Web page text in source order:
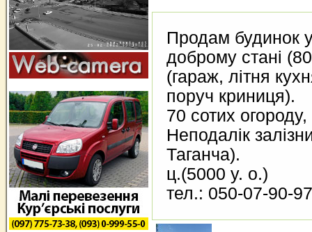
Продам будинок
доброму стані
(гараж, літня
поруч криниця).
70 сотих
Неподалік
Таганча).
ц.(5000 у. о.)
тел.: 050-07-90-